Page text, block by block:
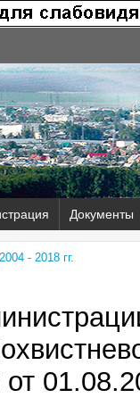
Документы
- 2018 гг.